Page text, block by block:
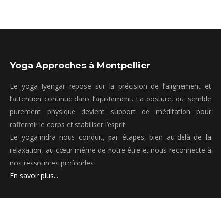
Yoga Approches à Montpellier
Le yoga Iyengar repose sur la précision de l’alignement et
l’attention continue dans l’ajustement. La posture, qui semble
purement physique devient support de méditation pour
raffermir le corps et stabiliser l’esprit.
Le yoga-nidra nous conduit, par étapes, bien au-delà de la
relaxation, au cœur même de notre être et nous reconnecte à
nos ressources profondes.
En savoir plus...